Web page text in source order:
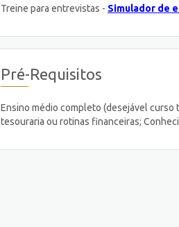
Treine para entrevistas - Simulador de
Pré-Requisitos
Ensino médio completo (desejável curso
tesouraria ou rotinas financeiras;